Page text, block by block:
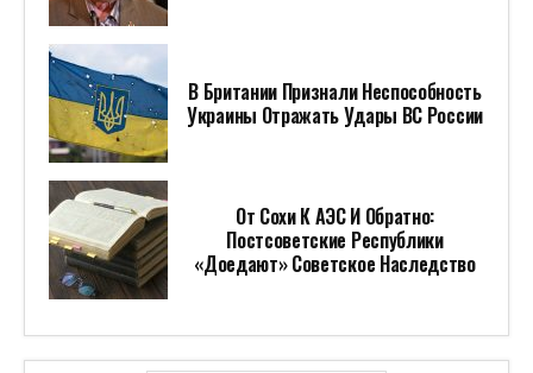
В Британии Признали Неспособность
Украины Отражать Удары ВС России
От Сохи К АЭС И Обратно:
Постсоветские Республики
«доедают» Советское Наследство